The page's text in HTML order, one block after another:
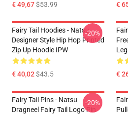
€ 49,67$53.99 €
Fairy Tail Hoodies - Natsu
Designer Style Hip Hop Printed
Zip Up Hoodie IPW
€ 40,02$43.5
-20%
€
Fairy Tail Pins - Natsu
Dragneel Fairy Tail Logo Pin
-20%